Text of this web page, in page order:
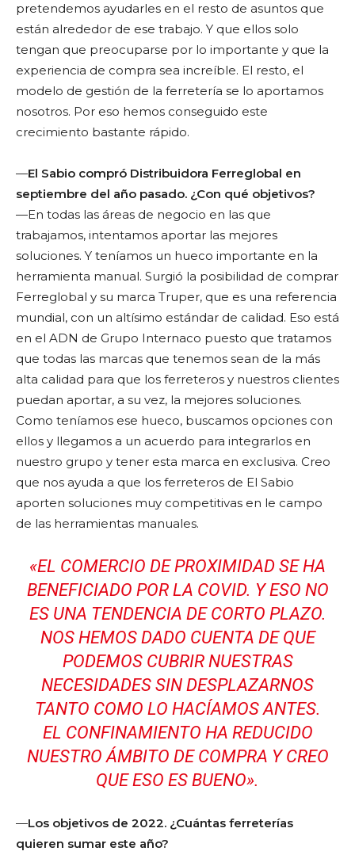
pretendemos ayudarles en el resto de asuntos que
están alrededor de ese trabajo. Y que ellos solo
tengan que preocuparse por lo importante y que la
experiencia de compra sea increíble. El resto, el
modelo de gestión de la ferretería se lo aportamos
nosotros. Por eso hemos conseguido este
crecimiento bastante rápido.
—El Sabio compró Distribuidora Ferreglobal en
septiembre del año pasado. ¿Con qué objetivos?
—En todas las áreas de negocio en las que
trabajamos, intentamos aportar las mejores
soluciones. Y teníamos un hueco importante en la
herramienta manual. Surgió la posibilidad de comprar
Ferreglobal y su marca Truper, que es una referencia
mundial, con un altísimo estándar de calidad. Eso está
en el ADN de Grupo Internaco puesto que tratamos
que todas las marcas que tenemos sean de la más
alta calidad para que los ferreteros y nuestros clientes
puedan aportar, a su vez, la mejores soluciones.
Como teníamos ese hueco, buscamos opciones con
ellos y llegamos a un acuerdo para integrarlos en
nuestro grupo y tener esta marca en exclusiva. Creo
que nos ayuda a que los ferreteros de El Sabio
aporten soluciones muy competitivas en le campo
de las herramientas manuales.
«EL COMERCIO DE PROXIMIDAD SE HA
BENEFICIADO POR LA COVID. Y ESO NO
ES UNA TENDENCIA DE CORTO PLAZO.
NOS HEMOS DADO CUENTA DE QUE
PODEMOS CUBRIR NUESTRAS
NECESIDADES SIN DESPLAZARNOS
TANTO COMO LO HACÍAMOS ANTES.
EL CONFINAMIENTO HA REDUCIDO
NUESTRO ÁMBITO DE COMPRA Y CREO
QUE ESO ES BUENO».
—Los objetivos de 2022. ¿Cuántas ferreterías
quieren sumar este año?